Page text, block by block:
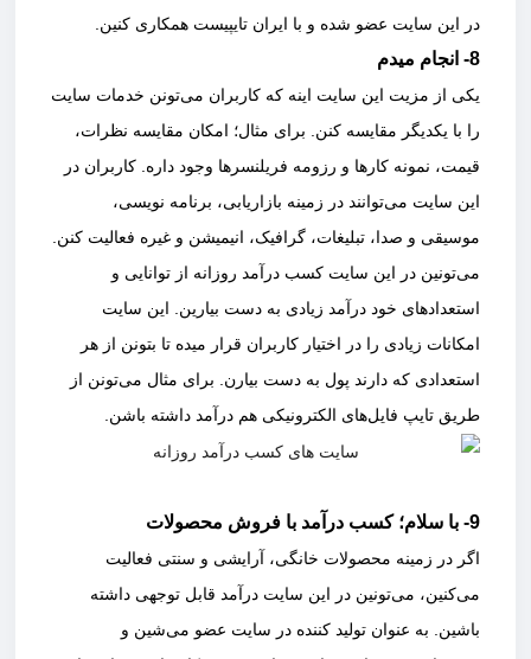
در این سایت عضو شده و با ایران تایپیست همکاری کنین.
8- انجام میدم
یکی از مزیت این سایت اینه که کاربران می‌تونن خدمات سایت
را با یکدیگر مقایسه کنن. برای مثال؛ امکان مقایسه نظرات،
قیمت، نمونه کارها و رزومه فریلنسرها وجود داره‌. کاربران در
این سایت می‌توانند در زمینه بازاریابی‌، برنامه نویسی،
موسیقی و صدا، تبلیغات، گرافیک، انیمیشن و غیره فعالیت کنن.
می‌تونین در این سایت کسب درآمد روزانه از توانایی و
استعدادهای خود درآمد زیادی به دست بیارین. این سایت
امکانات زیادی را در اختیار کاربران قرار میده تا بتونن از هر
استعدادی که دارند پول به دست بیارن. برای مثال می‌تونن از
طریق تایپ فایل‌های الکترونیکی هم درآمد داشته باشن.
9- با سلام؛ کسب درآمد با فروش محصولات
اگر در زمینه محصولات خانگی، آرایشی و سنتی فعالیت
می‌کنین، می‌تونین در این سایت درآمد قابل توجهی داشته
باشین. به عنوان تولید کننده در سایت عضو می‌شین و